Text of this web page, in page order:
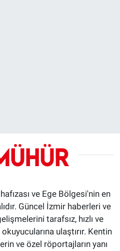
ve Ege Bölgesi'nin en
Güncel İzmir haberleri ve
tarafsız, hızlı ve
ulaştırır. Kentin
ve özel röportajların yanı